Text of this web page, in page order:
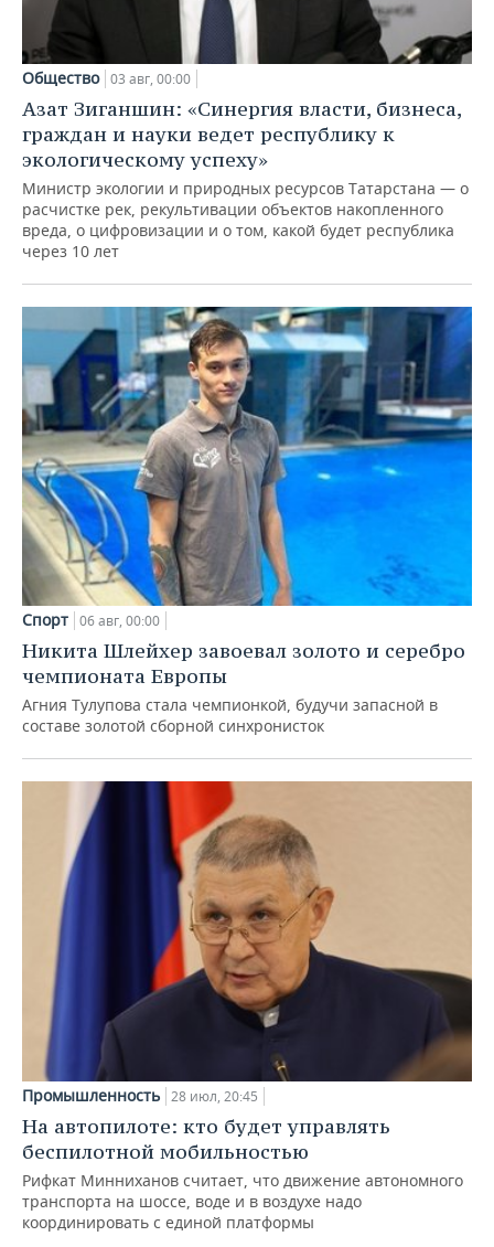
Общество 03 авг, 00:00
Азат Зиганшин: «Синергия власти, бизнеса,
граждан и науки ведет республику к
экологическому успеху»
Министр экологии и природных ресурсов Татарстана — о
расчистке рек, рекультивации объектов накопленного
вреда, о цифровизации и о том, какой будет республика
через 10 лет
Спорт 06 авг, 00:00
Никита Шлейхер завоевал золото и серебро
чемпионата Европы
Агния Тулупова стала чемпионкой, будучи запасной в
составе золотой сборной синхронисток
Промышленность 28 июл, 20:45
На автопилоте: кто будет управлять
беспилотной мобильностью
Рифкат Минниханов считает, что движение автономного
транспорта на шоссе, воде и в воздухе надо
координировать с единой платформы